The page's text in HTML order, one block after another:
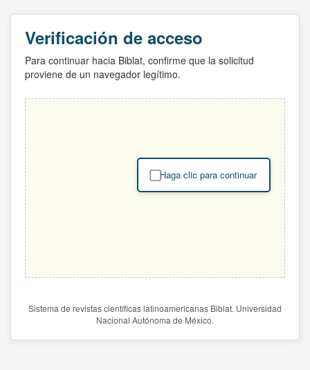
Verificación de acceso
Para continuar hacia Biblat, confirme que la solicitud
proviene de un navegador legítimo.
Haga clic para continuar
Sistema de revistas científicas latinoamericanas Biblat. Universidad
Nacional Autónoma de México.